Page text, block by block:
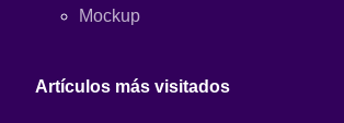
Mockup
Artículos más visitados